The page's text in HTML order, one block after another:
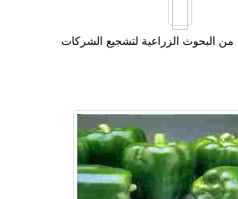
البحوث الزراعية لتشجيع الشركات